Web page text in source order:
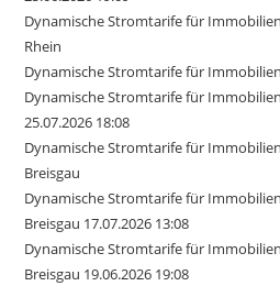
Dynamische Stromtarife für
Rhein
Dynamische Stromtarife für
Dynamische Stromtarife für
25.07.2026 18:08
Dynamische Stromtarife für
Breisgau
Dynamische Stromtarife für
Breisgau 17.07.2026 13:08
Dynamische Stromtarife für
Breisgau 19.06.2026 19:08